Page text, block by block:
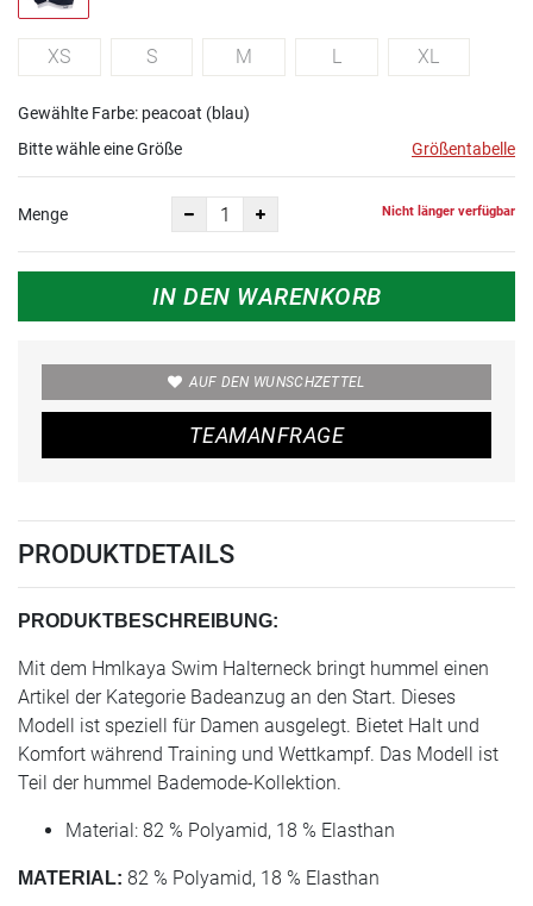
XS S M L XL
Gewählte Farbe: peacoat (blau)
Bitte wähle eine Größe
Größentabelle
Menge Nicht länger verfügbar
IN DEN WARENKORB
AUF DEN WUNSCHZETTEL
TEAMANFRAGE
PRODUKTDETAILS
PRODUKTBESCHREIBUNG:
Mit dem Hmlkaya Swim Halterneck bringt hummel einen
Artikel der Kategorie Badeanzug an den Start. Dieses
Modell ist speziell für Damen ausgelegt. Bietet Halt und
Komfort während Training und Wettkampf. Das Modell ist
Teil der hummel Bademode-Kollektion.
Material: 82 % Polyamid, 18 % Elasthan
MATERIAL: 82 % Polyamid, 18 % Elasthan